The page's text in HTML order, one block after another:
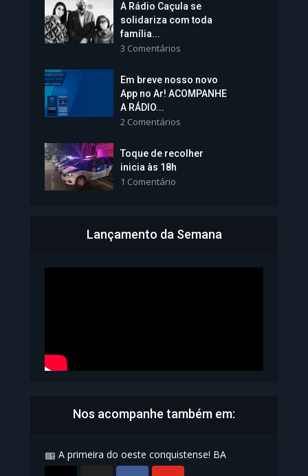
Vice-Prefeita Sheila Lemos
tomará posse nesta...
1.101 Modos de exibição
Bahia inicia emissão da
A Rádio Caçula se
solidariza com toda
família...
3 Comentários
Em breve nosso novo
App no Ar! ACOMPANHE
A RÁDIO...
2 Comentários
Toque de recolher
inicia às 18h
1 Comentário
Lançamento da Semana
Nos acompanhe também em:
A primeira do oeste conquistense! BA